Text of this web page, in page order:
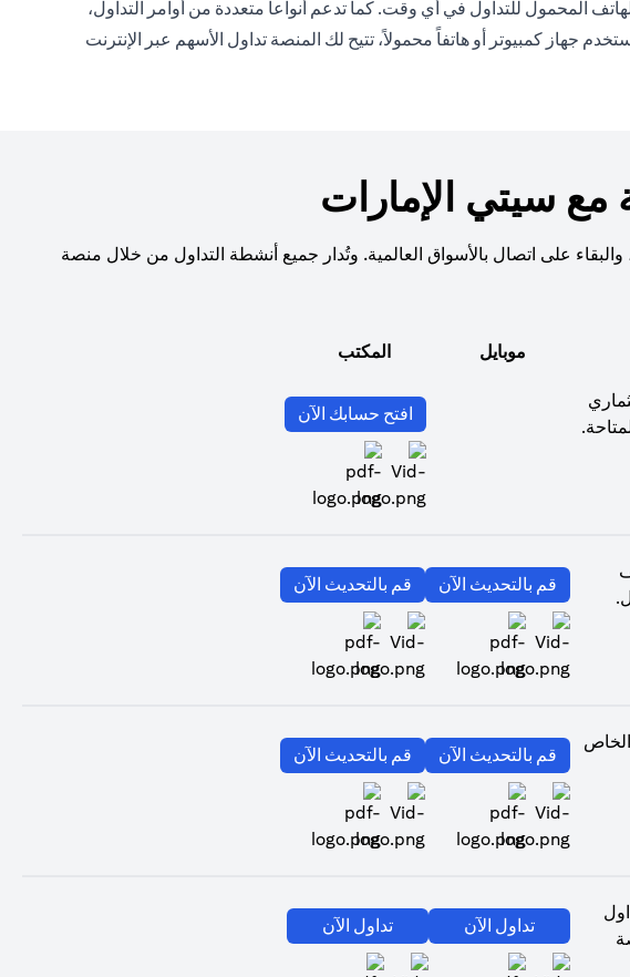
المحمول للتداول في أي وقت. كما تدعم أنواعاً متعددة من أوامر التداول،
كمبيوتر أو هاتفاً محمولاً، تتيح لك المنصة تداول الأسهم عبر الإنترنت
مع سيتي الإمارات
على اتصال بالأسواق العالمية. وتُدار جميع أنشطة التداول من خلال منصة
موبايل المكتب
افتح حسابك الآن
قم بالتحديث الآن قم بالتحديث الآن
قم بتحديث نموذج W8 BEN U.S. FATCA الخاص
قم بالتحديث الآن قم بالتحديث الآن
تداول الآن تداول الآن